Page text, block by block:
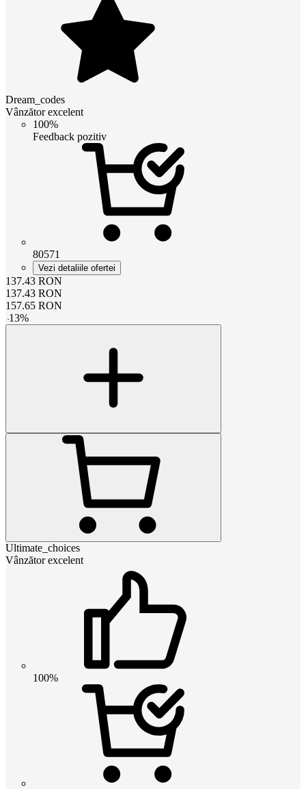
Dream_codes
Vânzător excelent
100%
Feedback pozitiv
80571
Vezi detaliile ofertei
137.43 RON
137.43 RON
157.65 RON
-13%
Ultimate_choices
Vânzător excelent
100%